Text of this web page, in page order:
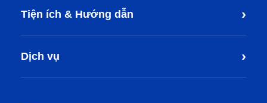
Tiện ích & Hướng dẫn ›
Dịch vụ ›